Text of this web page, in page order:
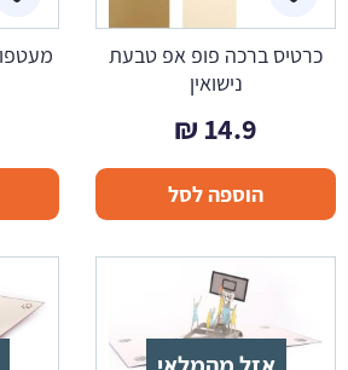
כרטיס ברכה פופ אפ טבעת
נישואין
14.9
₪
הוספה לסל